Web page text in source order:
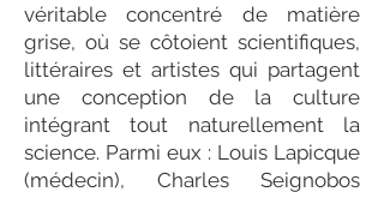
véritable concentré de matière
grise, où se côtoient scientifiques,
littéraires et artistes qui partagent
une conception de la culture
intégrant tout naturellement la
science. Parmi eux : Louis Lapicque
(médecin), Charles Seignobos